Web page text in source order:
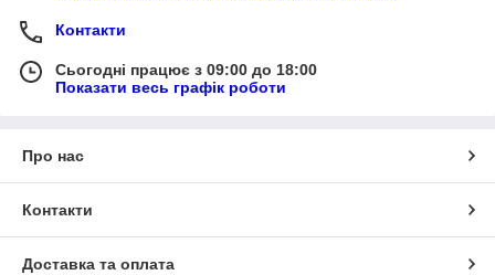
Контакти
Сьогодні працює з 09:00 до 18:00
Показати весь графік роботи
Про нас
Контакти
Доставка та оплата